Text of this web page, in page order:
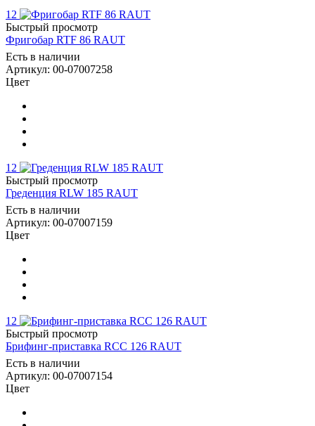
12
Быстрый просмотр
Фригобар RTF 86 RAUT
Есть в наличии
Артикул: 00-07007258
Цвет
12
Быстрый просмотр
Греденция RLW 185 RAUT
Есть в наличии
Артикул: 00-07007159
Цвет
12
Быстрый просмотр
Брифинг-приставка RCC 126 RAUT
Есть в наличии
Артикул: 00-07007154
Цвет